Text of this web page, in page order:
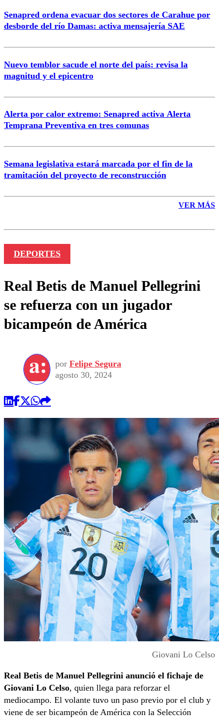
Correo
Senapred ordena evacuar dos sectores de Carahue por
desborde del río Damas: activa mensajería SAE
Nuevo temblor sacude el norte del país: revisa la
magnitud y el epicentro
Alerta por calor extremo: Senapred activa Alerta
Temprana Preventiva en tres comunas
Semana legislativa estará marcada por el fin de la
tramitación del proyecto de reconstrucción
VER MÁS
DEPORTES
Real Betis de Manuel Pellegrini
se refuerza con un jugador
bicampeón de América
por Felipe Segura
agosto 30, 2024
Giovani Lo Celso
Real Betis de Manuel Pellegrini anunció el fichaje de
Giovani Lo Celso, quien llega para reforzar el
mediocampo. El volante tuvo un paso previo por el club y
viene de ser bicampeón de América con la Selección